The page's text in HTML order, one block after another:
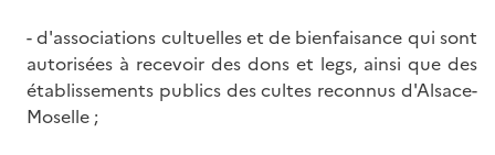
- d'associations cultuelles et de bienfaisance qui sont
autorisées à recevoir des dons et legs, ainsi que des
établissements publics des cultes reconnus d'Alsace-
Moselle ;